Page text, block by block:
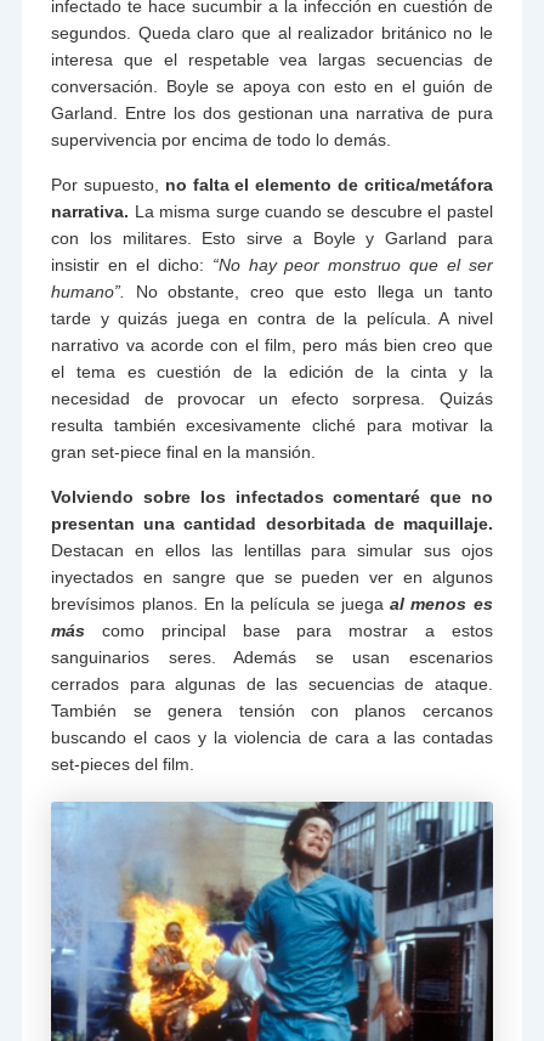
infectado te hace sucumbir a la infección en cuestión de
segundos. Queda claro que al realizador británico no le
interesa que el respetable vea largas secuencias de
conversación. Boyle se apoya con esto en el guión de
Garland. Entre los dos gestionan una narrativa de pura
supervivencia por encima de todo lo demás.
Por supuesto, no falta el elemento de critica/metáfora
narrativa. La misma surge cuando se descubre el pastel
con los militares. Esto sirve a Boyle y Garland para
insistir en el dicho: “No hay peor monstruo que el ser
humano”.
No obstante, creo que esto llega un tanto
tarde y quizás juega en contra de la película. A nivel
narrativo va acorde con el film, pero más bien creo que
el tema es cuestión de la edición de la cinta y la
necesidad de provocar un efecto sorpresa. Quizás
resulta también excesivamente cliché para motivar la
gran set-piece final en la mansión.
Volviendo sobre los infectados comentaré que no
presentan una cantidad desorbitada de maquillaje.
Destacan en ellos las lentillas para simular sus ojos
inyectados en sangre que se pueden ver en algunos
brevísimos planos. En la película se juegaal menos es
más como principal base para mostrar a estos
sanguinarios seres. Además se usan escenarios
cerrados para algunas de las secuencias de ataque.
También se genera tensión con planos cercanos
buscando el caos y la violencia de cara a las contadas
set-pieces del film.